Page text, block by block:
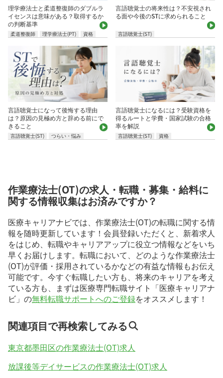
理学療法士と柔道整復師のダブルラ
イセンスは意味がある？取得するか
の判断基準
柔道整復師 理学療法士(PT) 資格
言語聴覚士の将来性は？不安視され
る面や今後のSTに求められること
言語聴覚士(ST)
言語聴覚士になって後悔する理由
は？原因の見極め方と辞める前にで
きること
言語聴覚士(ST) つらい・悩み
言語聴覚士になるには？受験資格を
得るルートと学費・国家試験の合格
率を解説
言語聴覚士(ST) 資格
作業療法士(OT)の求人・転職・募集・給料に
関する情報収集はお済みですか？
医療キャリアナビでは、作業療法士(OT)の転職に関する情
報を随時更新しています！会員登録いただくと、新着求人
をはじめ、転職やキャリアアップに役立つ情報などをいち
早くお届けします。転職において、どのような作業療法士
(OT)が評価・採用されているかなどの有益な情報もお伝え
可能です。今すぐ転職したい方も、将来のキャリアを考え
ている方も、まずは医療専門転職サイト「医療キャリアナ
ビ」の無料転職サポートへのご登録をオススメします！
関連項目で再検索してみる
東京都墨田区の作業療法士(OT)求人
放課後等デイサービスの作業療法士(OT)求人